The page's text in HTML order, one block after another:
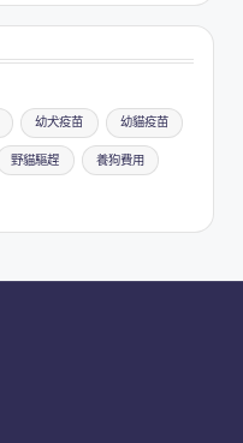
幼犬疫苗 幼貓疫苗
野貓驅趕 養狗費用